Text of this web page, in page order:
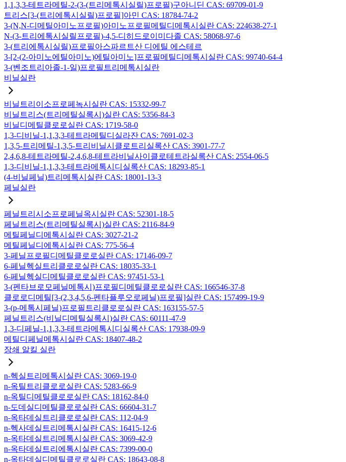
1,1,3,3-테트라메틸-2-(3-(트리메톡시실릴)프로필)구아니딘 CAS: 69709-01-9
트리스[3-(트리에톡시실릴)프로필]아민 CAS: 18784-74-2
3-(N,N-디메틸아미노프로필)아미노프로필메틸디메톡시실란 CAS: 224638-27-1
N-(3-트리에톡시실릴프로필)-4,5-디히드로이미다졸 CAS: 58068-97-6
3-(트리에톡시실릴)프로필아스파르트산 디에틸 에스테르
3-[2-(2-아미노에틸아미노)에틸아미노]프로필메틸디메톡시실란 CAS: 99740-64-4
3-(벤조트리아졸-1-일)프로필트리메톡시실란
비닐실란
비닐트리이소프로페녹시실란 CAS: 15332-99-7
비닐트리스(트리메틸실록시)실란 CAS: 5356-84-3
비닐디메틸클로로실란 CAS: 1719-58-0
1,3-디비닐-1,1,3,3-테트라메틸디실라잔 CAS: 7691-02-3
1,3,5-트리메틸-1,3,5-트리비닐시클로트리실록산 CAS: 3901-77-7
2,4,6,8-테트라메틸-2,4,6,8-테트라비닐사이클로테트라실록산 CAS: 2554-06-5
1,3-디비닐-1,1,3,3-테트라메톡시디실록산 CAS: 18293-85-1
(4-비닐페닐)트리메톡시실란 CAS: 18001-13-3
페닐실란
페닐트리시소프로페닐옥시실란 CAS: 52301-18-5
페닐트리스(트리메틸실록시)실란 CAS: 2116-84-9
메틸페닐디메톡시실란 CAS: 3027-21-2
메틸페닐디에톡시실란 CAS: 775-56-4
3-페닐프로필디메틸클로로실란 CAS: 17146-09-7
6-페닐헥실트리클로로실란 CAS: 18035-33-1
6-페닐헥실디메틸클로로실란 CAS: 97451-53-1
3-(펜타브로모페닐메톡시)프로필디메틸클로로실란 CAS: 166546-37-8
클로로디메틸[3-(2,3,4,5,6-펜타플루오로페닐)프로필]실란 CAS: 157499-19-9
3-(p-메톡시페닐)프로필트리클로로실란 CAS: 163155-57-5
페닐트리스(비닐디메틸실록시)실란 CAS: 60111-47-9
1,3-디페닐-1,1,3,3-테트라메톡시디실록산 CAS: 17938-09-9
메틸디페닐메톡시실란 CAS: 18407-48-2
장쇄 알킬 실란
n-헥실트리메톡시실란 CAS: 3069-19-0
n-옥틸트리클로로실란 CAS: 5283-66-9
n-옥틸디메틸클로로실란 CAS: 18162-84-0
n-도데실디메틸클로로실란 CAS: 66604-31-7
n-옥타데실트리클로로실란 CAS: 112-04-9
n-헥사데실트리메톡시실란 CAS: 16415-12-6
n-옥타데실트리메톡시실란 CAS: 3069-42-9
n-옥타데실트리에톡시실란 CAS: 7399-00-0
n-옥타데실디메틸클로로실란 CAS: 18643-08-8